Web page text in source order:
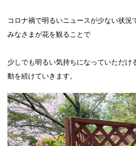
コロナ禍で明るいニュースが少ない状況
みなさまが花を観ることで
少しでも明るい気持ちになっていただけ
動を続けていきます。